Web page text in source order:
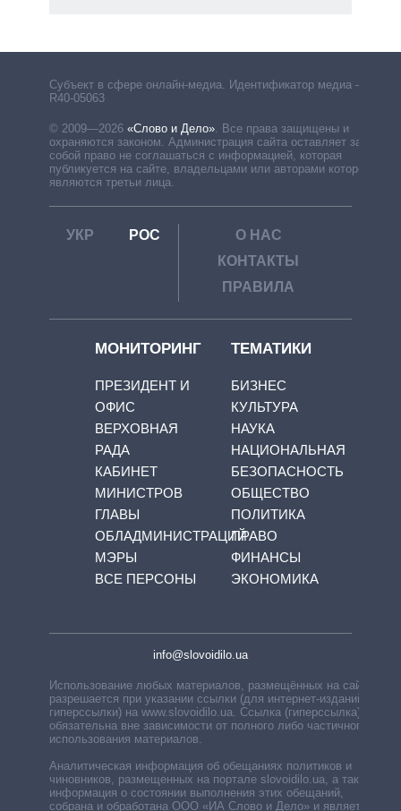
Субъект в сфере онлайн-медиа. Идентификатор медиа –
R40-05063
© 2009—2026 «Слово и Дело» Все права защищены и
охраняются законом. Администрация сайта оставляет за
собой право не соглашаться с информацией, которая
публикуется на сайте, владельцами или авторами которой
являются третьи лица.
УКР РОС
О НАС
КОНТАКТЫ
ПРАВИЛА
МОНИТОРИНГ
ПРЕЗИДЕНТ И
ОФИС
ВЕРХОВНАЯ
РАДА
КАБИНЕТ
МИНИСТРОВ
ГЛАВЫ
ОБЛАДМИНИСТРАЦИЙ
МЭРЫ
ВСЕ ПЕРСОНЫ
ТЕМАТИКИ
БИЗНЕС
КУЛЬТУРА
НАУКА
НАЦИОНАЛЬНАЯ
БЕЗОПАСНОСТЬ
ОБЩЕСТВО
ПОЛИТИКА
ПРАВО
ФИНАНСЫ
ЭКОНОМИКА
info@slovoidilo.ua
Использование любых материалов, размещённых на сайте,
разрешается при указании ссылки (для интернет-изданий —
гиперссылки) на www.slovoidilo.ua. Ссылка (гиперссылка)
обязательна вне зависимости от полного либо частичного
использования материалов.
Аналитическая информация об обещаниях политиков и
чиновников, размещенных на портале slovoidilo.ua, а также
информация о состоянии выполнения этих обещаний,
собрана и обработана ООО «ИА Слово и Дело» и является